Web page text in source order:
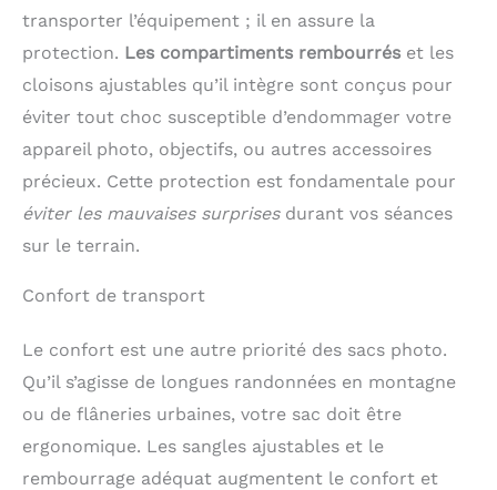
transporter l’équipement ; il en assure la
protection. Les compartiments rembourrés et les
cloisons ajustables qu’il intègre sont conçus pour
éviter tout choc susceptible d’endommager votre
appareil photo, objectifs, ou autres accessoires
précieux. Cette protection est fondamentale pour
éviter les mauvaises surprisesdurant vos séances
sur le terrain.
Confort de transport
Le confort est une autre priorité des sacs photo.
Qu’il s’agisse de longues randonnées en montagne
ou de flâneries urbaines, votre sac doit être
ergonomique. Les sangles ajustables et le
rembourrage adéquat augmentent le confort et